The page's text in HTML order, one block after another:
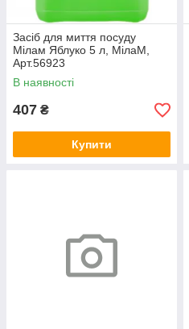
Засіб для миття посуду
Мілам Яблуко 5 л, МілаМ,
Арт.56923
В наявності
407 ₴
Купити